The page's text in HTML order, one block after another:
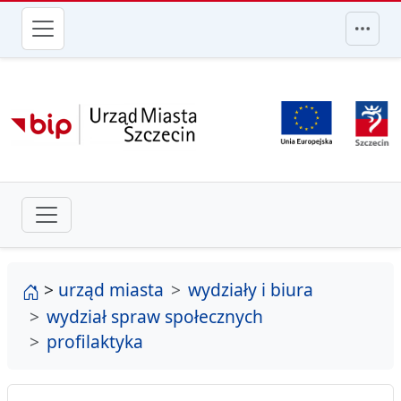
przejdź do głównego menu
strona główna
> urząd miasta
wydziały i biura
wydział spraw społecznych
profilaktyka